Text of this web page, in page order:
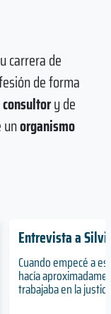
carrera de
de forma
consultory de
organismo
Entrevista a
Cuando empecé a
hacía
trabajaba en la